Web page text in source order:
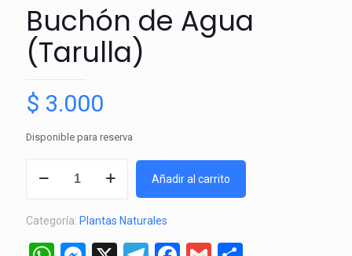
Buchón de Agua
(Tarulla)
$ 3.000
Disponible para reserva
(Tarulla)
cantidad
Añadir al carrito
Categoría: Plantas Naturales